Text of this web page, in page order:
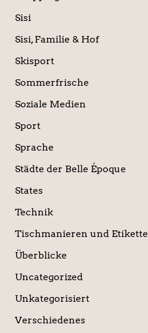
Sisi
Sisi, Familie & Hof
Skisport
Sommerfrische
Soziale Medien
Sport
Sprache
Städte der Belle Époque
States
Technik
Tischmanieren und Etikette
Überblicke
Uncategorized
Unkategorisiert
Verschiedenes